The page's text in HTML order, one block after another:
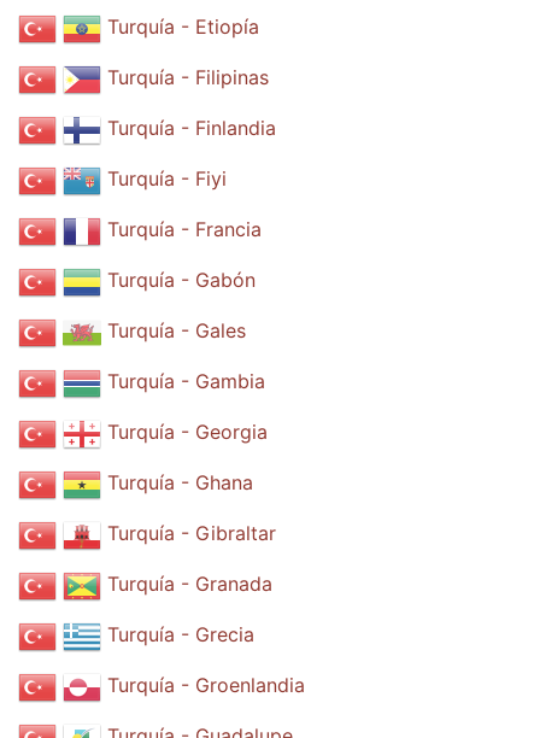
Turquía - Etiopía
Turquía - Filipinas
Turquía - Finlandia
Turquía - Fiyi
Turquía - Francia
Turquía - Gabón
Turquía - Gales
Turquía - Gambia
Turquía - Georgia
Turquía - Ghana
Turquía - Gibraltar
Turquía - Granada
Turquía - Grecia
Turquía - Groenlandia